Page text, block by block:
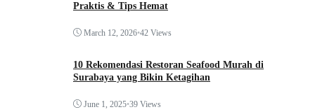
Praktis & Tips Hemat
March 12, 2026•42 Views
10 Rekomendasi Restoran Seafood Murah di
Surabaya yang Bikin Ketagihan
June 1, 2025•39 Views